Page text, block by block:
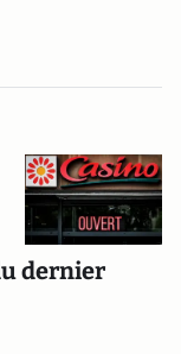
dernier